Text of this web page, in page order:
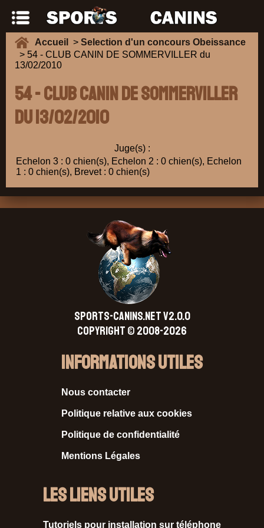
Accueil > Selection d'un concours Obeissance
> 54 - CLUB CANIN DE SOMMERVILLER du
13/02/2010
54 - CLUB CANIN DE SOMMERVILLER
du 13/02/2010
Juge(s) :
Echelon 3 : 0 chien(s), Echelon 2 : 0 chien(s), Echelon
1 : 0 chien(s), Brevet : 0 chien(s)
SPORTS-CANINS.NET V2.0.0
Copyright © 2008-2026
Informations Utiles
Nous contacter
Politique relative aux cookies
Politique de confidentialité
Mentions Légales
Les liens utiles
Tutoriels pour installation sur téléphone